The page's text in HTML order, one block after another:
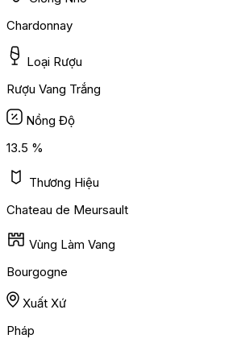
Chardonnay
Loại Rượu
Rượu Vang Trắng
Nồng Độ
13.5 %
Thương Hiệu
Chateau de Meursault
Vùng Làm Vang
Bourgogne
Xuất Xứ
Pháp